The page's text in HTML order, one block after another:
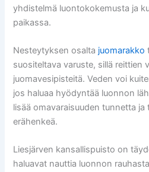
yhdistelmä luontokokemusta ja
paikassa.
Nesteytyksen osalta juomarakko
suositeltava varuste, sillä reittien
juomavesipisteitä. Veden voi
jos haluaa hyödyntää luonnon
lisää omavaraisuuden tunnetta
erähenkeä.
Liesjärven kansallispuisto on
haluavat nauttia luonnon